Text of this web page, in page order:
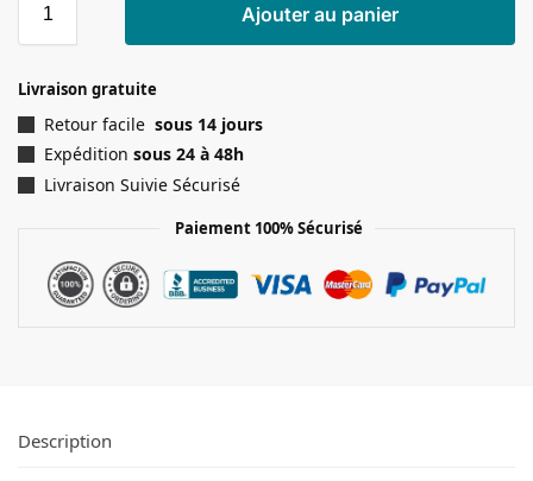
Ajouter au panier
Livraison gratuite
Retour facile sous 14 jours
Expédition sous 24 à 48h
Livraison Suivie Sécurisé
Paiement 100% Sécurisé
Description